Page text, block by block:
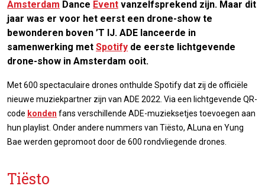
Amsterdam Dance Event vanzelfsprekend zijn. Maar dit
jaar was er voor het eerst een drone-show te
bewonderen boven ’T IJ. ADE lanceerde in
samenwerking met Spotify de eerste lichtgevende
drone-show in Amsterdam ooit.
Met 600 spectaculaire drones onthulde Spotify dat zij de officiële
nieuwe muziekpartner zijn van ADE 2022. Via een lichtgevende QR-
code konden fans verschillende ADE-muzieksetjes toevoegen aan
hun playlist. Onder andere nummers van Tiësto, ALuna en Yung
Bae werden gepromoot door de 600 rondvliegende drones.
Tiësto